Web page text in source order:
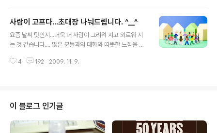
사람이 고프다...초대장 나눠드립니다. ^__^
요즘 날씨 탓인지...더욱 더 사람이 그리워 지고 외로워 지
는 것 같습니다.... 많은 분들과의 대화와 따뜻한 느낌을 느
직 초대장이 없으셔서 티스토리 블로그를 만들지 못하시는
되어주세요.. ^_^; 몇 장 없네요...^^ 12시 5분 현재 이 시간
이후 앞으로 10장 더 드릴 수 있을 것 같습니다.
4 192 2009. 11. 9.
이 블로그 인기글